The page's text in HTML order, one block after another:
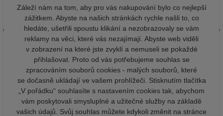
Záleží nám na tom, aby pro vás nakupování bylo co nejlepší
zážitkem. Abyste na našich stránkách rychle našli to, co
hledáte, ušetřili spoustu klikání a nezobrazovaly se vám
reklamy na věci, které vás nezajímají. Abyste web viděli
v zobrazení na které jste zvyklí a nemuseli se pokaždé
přihlašovat. Proto od vás potřebujeme souhlas se
zpracováním souborů cookies - malých souborů, které
se dočasně ukládají ve vašem prohlížeči. Stisknutím tlačítka
„V pořádku“ souhlasíte s nastavením cookies tak, abychom
vám poskytovali smysluplné a užitečné služby na základě
vašich údajů. Svůj souhlas můžete kdykoli změnit na stránce